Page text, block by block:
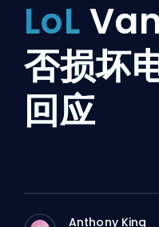
LoL
否损坏
回应
Anthony King